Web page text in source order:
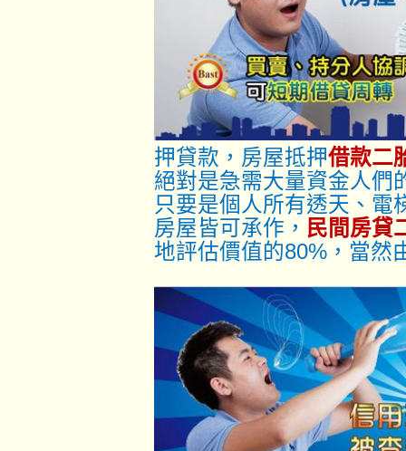
押貸款，房屋抵押借款二
絕對是急需大量資金人們
只要是個人所有透天、電
房屋皆可承作， 民間房貸
地評估價值的80%，當然